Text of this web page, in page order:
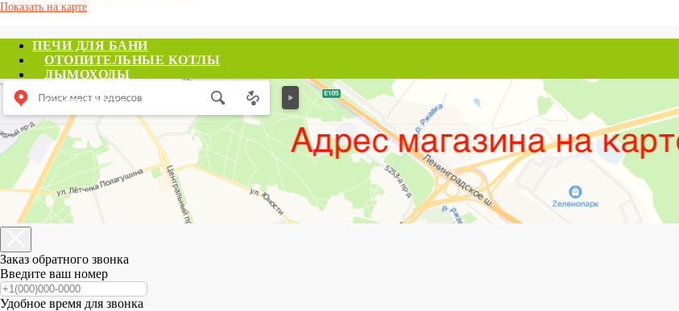
Показать на карте
ПЕЧИ ДЛЯ БАНИ
ОТОПИТЕЛЬНЫЕ КОТЛЫ
ДЫМОХОДЫ
КОНТАКТЫ
Заказ обратного звонка
Введите ваш номер
Удобное время для звонка